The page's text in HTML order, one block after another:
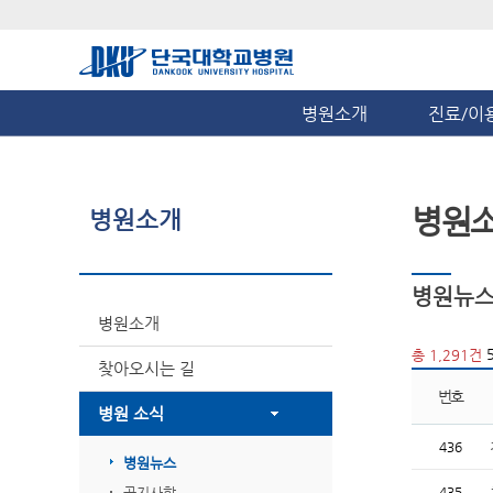
병원소개 진료/이
병원소개
병원소개
찾아오시는 길
병원 소식
병원뉴스
병원
병원뉴
총 1,291건
번호
436